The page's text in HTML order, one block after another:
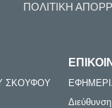
ΠΟΛΙΤΙΚΗ
ΣΚΟΥΦΟΥ